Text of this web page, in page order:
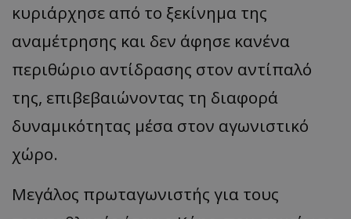
κυριάρχησε από το ξεκίνημα της
αναμέτρησης και δεν άφησε κανένα
περιθώριο αντίδρασης στον αντίπαλό
της, επιβεβαιώνοντας τη διαφορά
δυναμικότητας μέσα στον αγωνιστικό
χώρο.
Μεγάλος πρωταγωνιστής για τους